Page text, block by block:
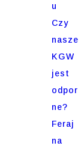
u
Czy
nasze
KGW
jest
odpor
ne?
Feraj
na